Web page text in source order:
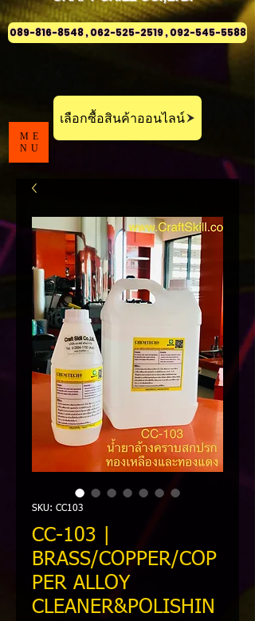
089-816-8548 , 062-525-2519 , 092-545-5588
เลือกซื้อสินค้าออนไลน์
ME
NU
SKU: CC103
CC-103 |
BRASS/COPPER/COP
PER ALLOY
CLEANER&POLISHIN